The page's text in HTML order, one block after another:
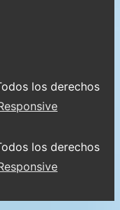
los derechos
los derechos